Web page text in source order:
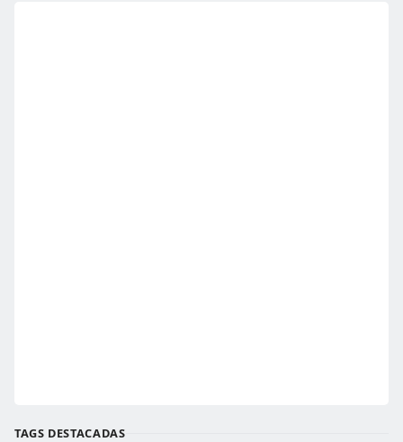
TAGS DESTACADAS